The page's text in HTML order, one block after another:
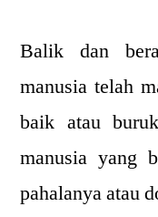
Balik dan
manusia telah
baik atau
manusia yang
pahalanya atau